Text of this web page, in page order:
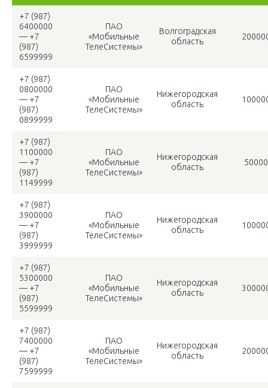
+7 (987)
6400000
— +7
(987)
6599999
ПАО
«Мобильные
ТелеСистемы»
Волгоградская
область
+7 (987)
0800000
— +7
(987)
0899999
ПАО
«Мобильные
ТелеСистемы»
Нижегородская
область
+7 (987)
1100000
— +7
(987)
1149999
ПАО
«Мобильные
ТелеСистемы»
Нижегородская
область
50000
+7 (987)
3900000
— +7
(987)
3999999
ПАО
«Мобильные
ТелеСистемы»
Нижегородская
область
+7 (987)
5300000
— +7
(987)
5599999
ПАО
«Мобильные
ТелеСистемы»
Нижегородская
область
+7 (987)
7400000
— +7
(987)
7599999
ПАО
«Мобильные
ТелеСистемы»
Нижегородская
область